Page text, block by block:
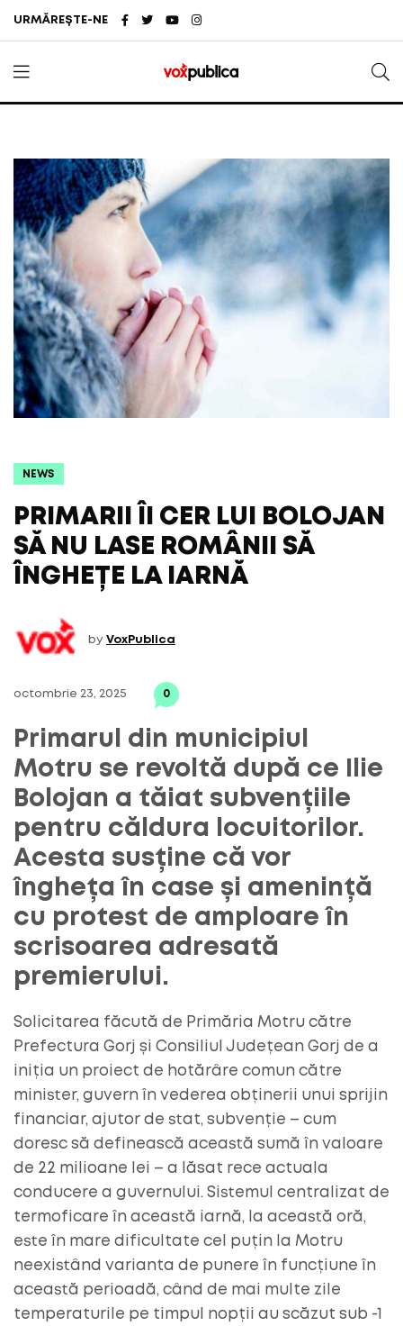
URMĂREȘTE-NE
NEWS
PRIMARII ÎI CER LUI BOLOJAN
SĂ NU LASE ROMÂNII SĂ
ÎNGHEȚE LA IARNĂ
by VoxPublica
octombrie 23, 2025 0
Primarul din municipiul
Motru se revoltă după ce Ilie
Bolojan a tăiat subvențiile
pentru căldura locuitorilor.
Acesta susține că vor
îngheța în case și amenință
cu protest de amploare în
scrisoarea adresată
premierului.
Solicitarea făcută de Primăria Motru către
Prefectura Gorj și Consiliul Județean Gorj de a
iniția un proiect de hotărâre comun către
minister, guvern în vederea obținerii unui sprijin
financiar, ajutor de stat, subvenție – cum
doresc să definească această sumă în valoare
de 22 milioane lei – a lăsat rece actuala
conducere a guvernului. Sistemul centralizat de
termoficare în această iarnă, la această oră,
este în mare dificultate cel puțin la Motru
neexistând varianta de punere în funcțiune în
această perioadă, când de mai multe zile
temperaturile pe timpul nopții au scăzut sub -1